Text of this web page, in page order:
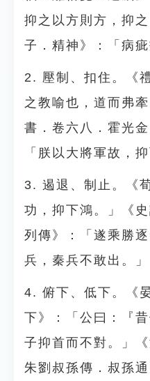
抑之以方則方，抑
子．精神》：「病
2. 壓制、扣住。《
之教喻也，道而弗
書．卷六八．霍光
「朕以大將軍故，
3. 遏退、制止。《
功，抑下鴻。」《
列傳》：「遂乘勝
兵，秦兵不敢出。」
4. 俯下、低下。《
下》：「公曰：『
子抑首而不對。」
朱劉叔孫傳．叔孫